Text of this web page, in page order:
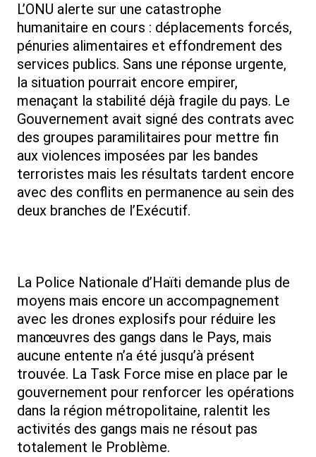
L’ONU alerte sur une catastrophe
humanitaire en cours : déplacements forcés,
pénuries alimentaires et effondrement des
services publics. Sans une réponse urgente,
la situation pourrait encore empirer,
menaçant la stabilité déjà fragile du pays. Le
Gouvernement avait signé des contrats avec
des groupes paramilitaires pour mettre fin
aux violences imposées par les bandes
terroristes mais les résultats tardent encore
avec des conflits en permanence au sein des
deux branches de l’Exécutif.
La Police Nationale d’Haïti demande plus de
moyens mais encore un accompagnement
avec les drones explosifs pour réduire les
manœuvres des gangs dans le Pays, mais
aucune entente n’a été jusqu’à présent
trouvée. La Task Force mise en place par le
gouvernement pour renforcer les opérations
dans la région métropolitaine, ralentit les
activités des gangs mais ne résout pas
totalement le Problème.